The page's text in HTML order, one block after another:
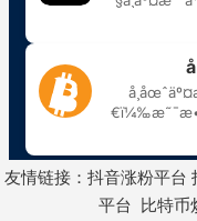
友情链接： 抖音涨粉平台
平台
比特币